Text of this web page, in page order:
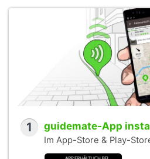
1 guidemate-App
Im App-Store & Play-